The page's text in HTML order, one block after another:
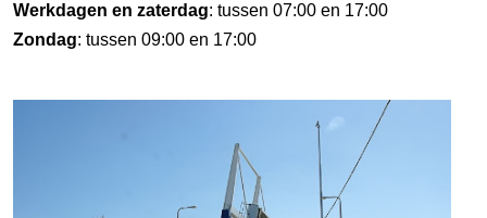
Werkdagen en zaterdag: tussen 07:00 en 17:00
Zondag: tussen 09:00 en 17:00